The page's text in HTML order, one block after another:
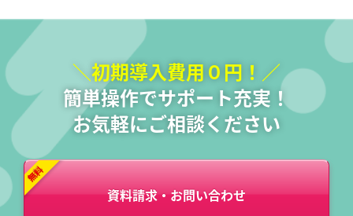
＼初期導入費用０円！／
簡単操作でサポート充実！
お気軽にご相談ください
資料請求・お問い合わせ